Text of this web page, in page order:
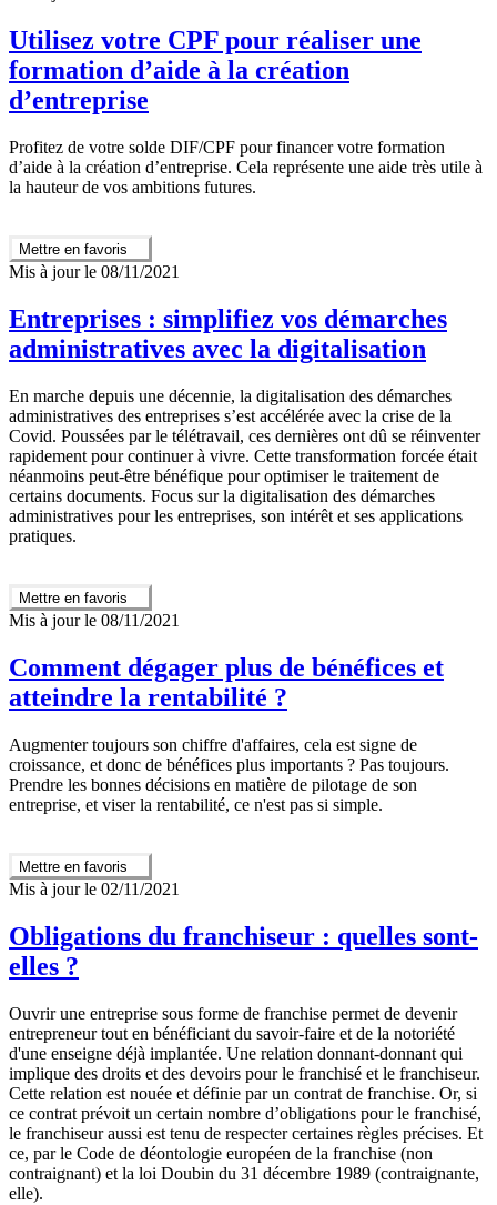
Utilisez votre CPF pour réaliser une
formation d’aide à la création
d’entreprise
Profitez de votre solde DIF/CPF pour financer votre formation
d’aide à la création d’entreprise. Cela représente une aide très utile à
la hauteur de vos ambitions futures.
Mettre en favoris
Mis à jour le 08/11/2021
Entreprises : simplifiez vos démarches
administratives avec la digitalisation
En marche depuis une décennie, la digitalisation des démarches
administratives des entreprises s’est accélérée avec la crise de la
Covid. Poussées par le télétravail, ces dernières ont dû se réinventer
rapidement pour continuer à vivre. Cette transformation forcée était
néanmoins peut-être bénéfique pour optimiser le traitement de
certains documents. Focus sur la digitalisation des démarches
administratives pour les entreprises, son intérêt et ses applications
pratiques.
Mettre en favoris
Mis à jour le 08/11/2021
Comment dégager plus de bénéfices et
atteindre la rentabilité ?
Augmenter toujours son chiffre d'affaires, cela est signe de
croissance, et donc de bénéfices plus importants ? Pas toujours.
Prendre les bonnes décisions en matière de pilotage de son
entreprise, et viser la rentabilité, ce n'est pas si simple.
Mettre en favoris
Mis à jour le 02/11/2021
Obligations du franchiseur : quelles sont-
elles ?
Ouvrir une entreprise sous forme de franchise permet de devenir
entrepreneur tout en bénéficiant du savoir-faire et de la notoriété
d'une enseigne déjà implantée. Une relation donnant-donnant qui
implique des droits et des devoirs pour le franchisé et le franchiseur.
Cette relation est nouée et définie par un contrat de franchise. Or, si
ce contrat prévoit un certain nombre d’obligations pour le franchisé,
le franchiseur aussi est tenu de respecter certaines règles précises. Et
ce, par le Code de déontologie européen de la franchise (non
contraignant) et la loi Doubin du 31 décembre 1989 (contraignante,
elle).